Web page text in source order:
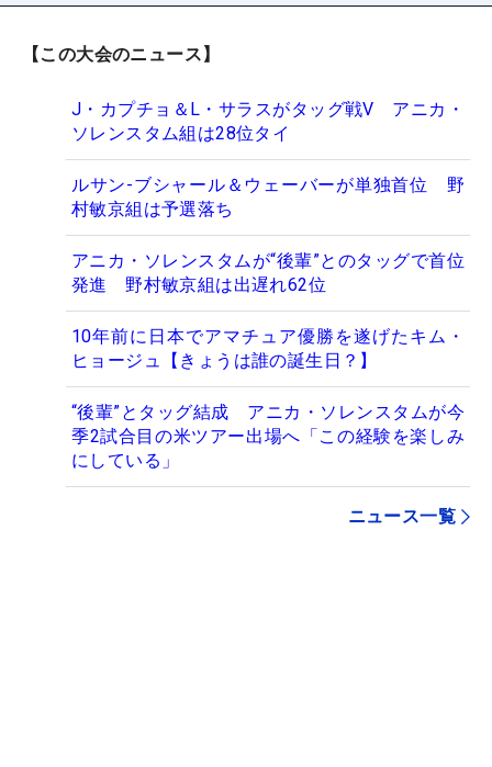
【この大会のニュース】
J・カプチョ＆L・サラスがタッグ戦V アニカ・
ソレンスタム組は28位タイ
ルサン-ブシャール＆ウェーバーが単独首位 野
村敏京組は予選落ち
アニカ・ソレンスタムが“後輩”とのタッグで首位
発進 野村敏京組は出遅れ62位
10年前に日本でアマチュア優勝を遂げたキム・
ヒョージュ【きょうは誰の誕生日？】
“後輩”とタッグ結成 アニカ・ソレンスタムが今
季2試合目の米ツアー出場へ「この経験を楽しみ
にしている」
ニュース一覧